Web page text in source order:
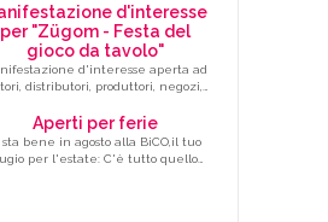
d'interesse
per "Zügom - Festa del
gioco da tavolo"
d'interesse aperta ad
distributori, produttori, negozi,…
Aperti per ferie
sta bene in agosto alla BiCO,il tuo
per l'estate: C'è tutto quello…